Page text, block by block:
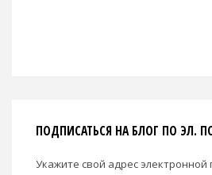
ПОДПИСАТЬСЯ НА БЛОГ ПО ЭЛ.
Укажите свой адрес